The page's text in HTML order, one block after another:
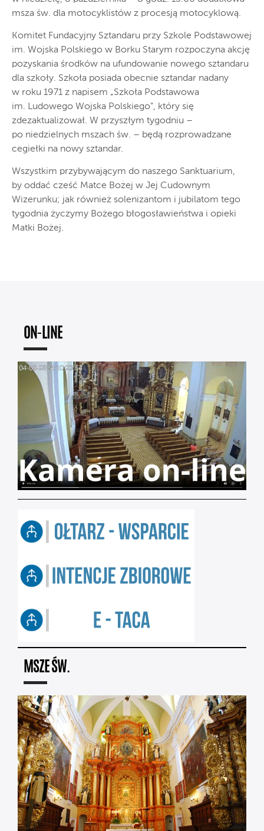
msza św. dla motocyklistów z procesją motocyklową.
Komitet Fundacyjny Sztandaru przy Szkole Podstawowej
im. Wojska Polskiego w Borku Starym rozpoczyna akcję
pozyskania środków na ufundowanie nowego sztandaru
dla szkoły. Szkoła posiada obecnie sztandar nadany
w roku 1971 z napisem „Szkoła Podstawowa
im. Ludowego Wojska Polskiego”, który się
zdezaktualizował. W przyszłym tygodniu –
po niedzielnych mszach św. – będą rozprowadzane
cegiełki na nowy sztandar.
Wszystkim przybywającym do naszego Sanktuarium,
by oddać cześć Matce Bożej w Jej Cudownym
Wizerunku; jak również solenizantom i jubilatom tego
tygodnia życzymy Bożego błogosławieństwa i opieki
Matki Bożej.
ON-LINE
MSZE ŚW.